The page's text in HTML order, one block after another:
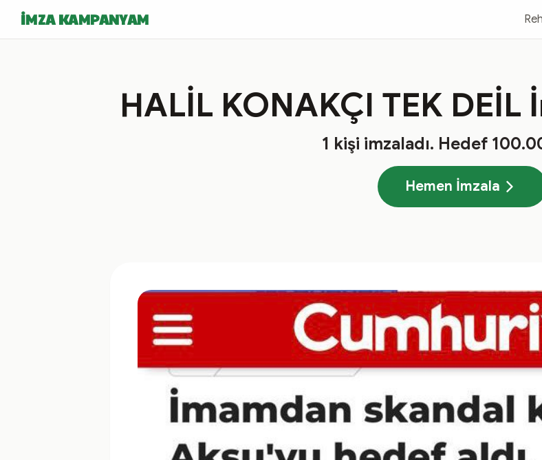
İMZA KAMPANYAM
HALİL KONAKÇI TEK DEİL
1 kişi imzaladı. Hedef
Hemen İmzala